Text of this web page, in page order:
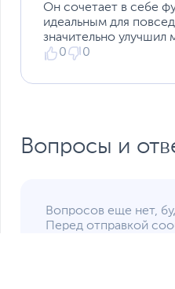
Он сочетает в себе
идеальным для
значительно
0
0
Вопросы и
Вопросов еще нет,
Перед отправкой